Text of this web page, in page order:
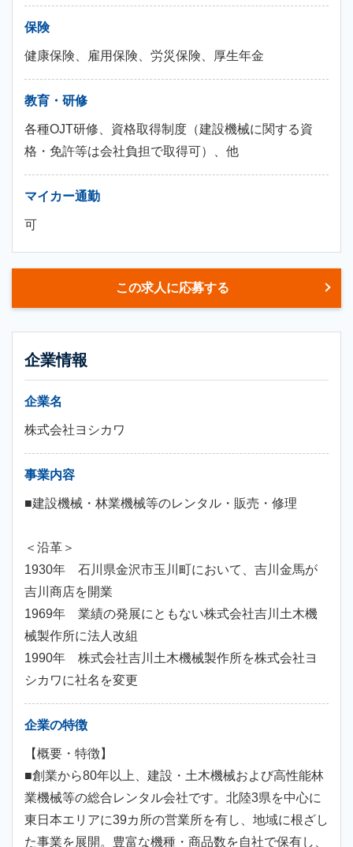
保険
健康保険、雇用保険、労災保険、厚生年金
教育・研修
各種OJT研修、資格取得制度（建設機械に関する資
格・免許等は会社負担で取得可）、他
マイカー通勤
可
この求人に応募する
企業情報
企業名
株式会社ヨシカワ
事業内容
■建設機械・林業機械等のレンタル・販売・修理
＜沿革＞
1930年 石川県金沢市玉川町において、吉川金馬が
吉川商店を開業
1969年 業績の発展にともない株式会社吉川土木機
械製作所に法人改組
1990年 株式会社吉川土木機械製作所を株式会社ヨ
シカワに社名を変更
企業の特徴
【概要・特徴】
■創業から80年以上、建設・土木機械および高性能林
業機械等の総合レンタル会社です。北陸3県を中心に
東日本エリアに39カ所の営業所を有し、地域に根ざし
た事業を展開。豊富な機種・商品数を自社で保有し、